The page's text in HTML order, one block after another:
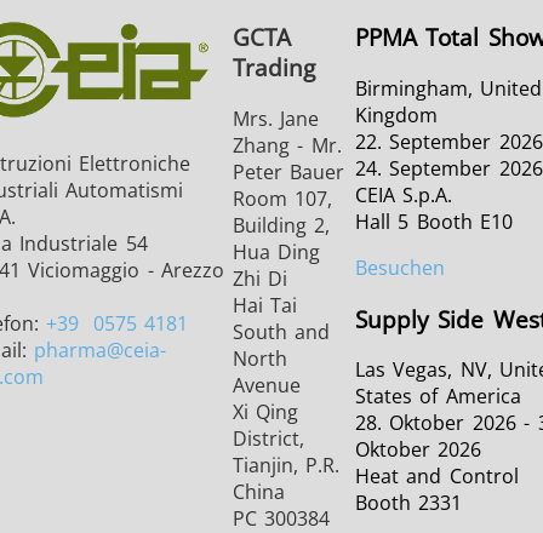
Elettroniche
Automatismi
Industriale 54
Viciomaggio - Arezzo
+39 0575 4181
pharma@ceia-
GCTA
Trading
Mrs. Jane
Zhang - Mr.
Peter Bauer
Room 107,
Building 2,
Hua Ding
Zhi Di
Hai Tai
South and
North
Avenue
Xi Qing
District,
Tianjin, P.R.
China
PC 300384
PPMA Total
Birmingham, United
Kingdom
22. September
24. September 2026
CEIA S.p.A.
Hall 5 Booth E10
Besuchen
Supply Side
Las Vegas, NV,
States of America
28. Oktober 2026 -
Oktober 2026
Heat and Control
Booth 2331